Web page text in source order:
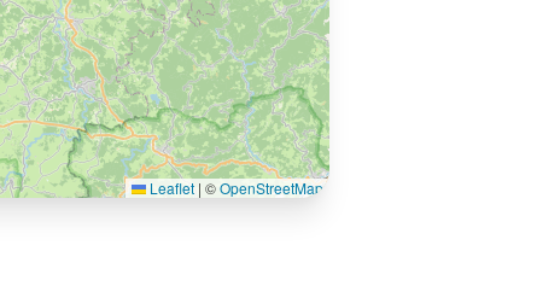
Leaflet | ©OpenStreetMap